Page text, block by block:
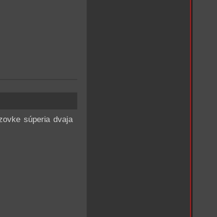
súperia dvaja